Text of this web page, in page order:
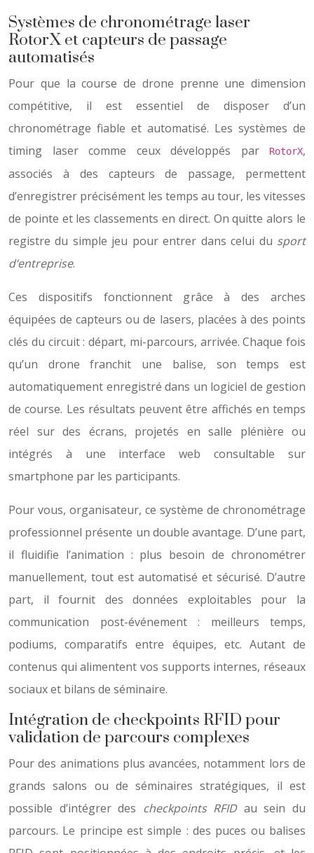
Systèmes de chronométrage laser
RotorX et capteurs de passage
automatisés
Pour que la course de drone prenne une dimension
compétitive, il est essentiel de disposer d’un
chronométrage fiable et automatisé. Les systèmes de
timing laser comme ceux développés par
RotorX,
associés à des capteurs de passage, permettent
d’enregistrer précisément les temps au tour, les vitesses
de pointe et les classements en direct. On quitte alors le
registre du simple jeu pour entrer dans celui du sport
d’entreprise.
Ces dispositifs fonctionnent grâce à des arches
équipées de capteurs ou de lasers, placées à des points
clés du circuit : départ, mi-parcours, arrivée. Chaque fois
qu’un drone franchit une balise, son temps est
automatiquement enregistré dans un logiciel de gestion
de course. Les résultats peuvent être affichés en temps
réel sur des écrans, projetés en salle plénière ou
intégrés à une interface web consultable sur
smartphone par les participants.
Pour vous, organisateur, ce système de chronométrage
professionnel présente un double avantage. D’une part,
il fluidifie l’animation : plus besoin de chronométrer
manuellement, tout est automatisé et sécurisé. D’autre
part, il fournit des données exploitables pour la
communication post-événement : meilleurs temps,
podiums, comparatifs entre équipes, etc. Autant de
contenus qui alimentent vos supports internes, réseaux
sociaux et bilans de séminaire.
Intégration de checkpoints RFID pour
validation de parcours complexes
Pour des animations plus avancées, notamment lors de
grands salons ou de séminaires stratégiques, il est
possible d’intégrer des checkpoints RFIDau sein du
parcours. Le principe est simple : des puces ou balises